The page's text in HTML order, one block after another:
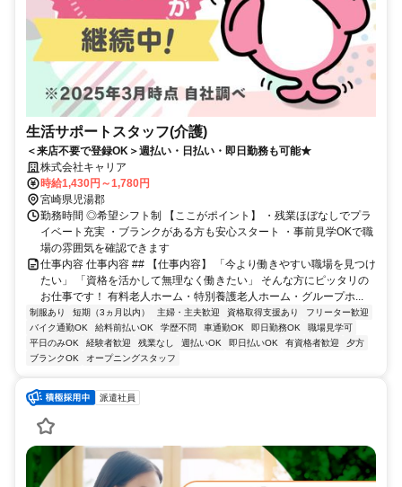
生活サポートスタッフ(介護)
＜来店不要で登録OK＞週払い・日払い・即日勤務も可能★
株式会社キャリア
時給1,430円～1,780円
宮崎県児湯郡
勤務時間 ◎希望シフト制 【ここがポイント】 ・残業ほぼなしでプラ
イベート充実 ・ブランクがある方も安心スタート ・事前見学OKで職
場の雰囲気を確認できます
仕事内容 仕事内容 ## 【仕事内容】 「今より働きやすい職場を見つけ
たい」 「資格を活かして無理なく働きたい」 そんな方にピッタリの
お仕事です！ 有料老人ホーム・特別養護老人ホーム・グループホ...
制服あり 短期（3ヵ月以内） 主婦・主夫歓迎 資格取得支援あり
フリーター歓迎
バイク通勤OK
給料前払いOK 学歴不問 車通勤OK 即日勤務OK
職場見学可
平日のみOK
経験者歓迎 残業なし 週払いOK 即日払いOK 有資格者歓迎
夕方
ブランクOK
オープニングスタッフ
派遣社員